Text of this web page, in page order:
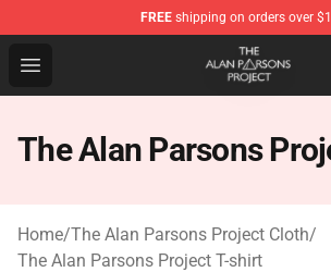
FREE shipping on orders over
Open menu
The Alan Parsons Project Store -
The Alan Parsons
Home/The Alan Parsons Project Cloth/
The Alan Parsons Project T-shirt